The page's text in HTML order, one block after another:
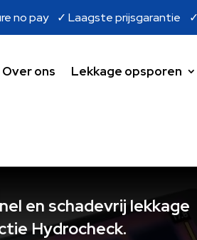
no pay ✓ Laagste prijsgarantie ✓
Over ons Lekkage opsporen
en schadevrij lekkage
Hydrocheck.